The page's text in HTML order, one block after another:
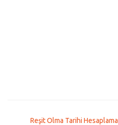
Reşit Olma Tarihi Hesaplama